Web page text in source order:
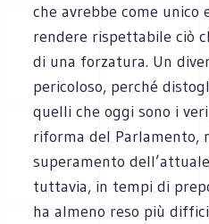
che avrebbe come
rendere rispettabile ciò
di una forzatura. Un
pericoloso, perché
quelli che oggi sono i
riforma del Parlamento,
superamento
tuttavia, in tempi di
ha almeno reso più